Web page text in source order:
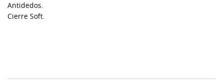
Antidedos.
Cierre Soft.